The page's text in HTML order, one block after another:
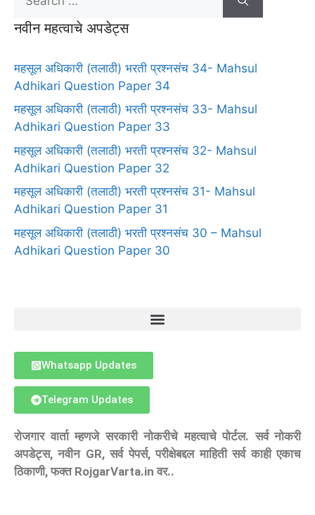
नवीन महत्वाचे अपडेट्स
महसूल अधिकारी (तलाठी) भरती प्रश्नसंच 34- Mahsul
Adhikari Question Paper 34
महसूल अधिकारी (तलाठी) भरती प्रश्नसंच 33- Mahsul
Adhikari Question Paper 33
महसूल अधिकारी (तलाठी) भरती प्रश्नसंच 32- Mahsul
Adhikari Question Paper 32
महसूल अधिकारी (तलाठी) भरती प्रश्नसंच 31- Mahsul
Adhikari Question Paper 31
महसूल अधिकारी (तलाठी) भरती प्रश्नसंच 30 – Mahsul
Adhikari Question Paper 30
Whatsapp Updates
Telegram Updates
रोजगार वार्ता म्हणजे सरकारी नोकरीचे महत्वाचे पोर्टल. सर्व नोकरी
अपडेट्स, नवीन GR, सर्व पेपर्स, परीक्षेबद्दल माहिती सर्व काही एकाच
ठिकाणी, फक्त RojgarVarta.in वर..